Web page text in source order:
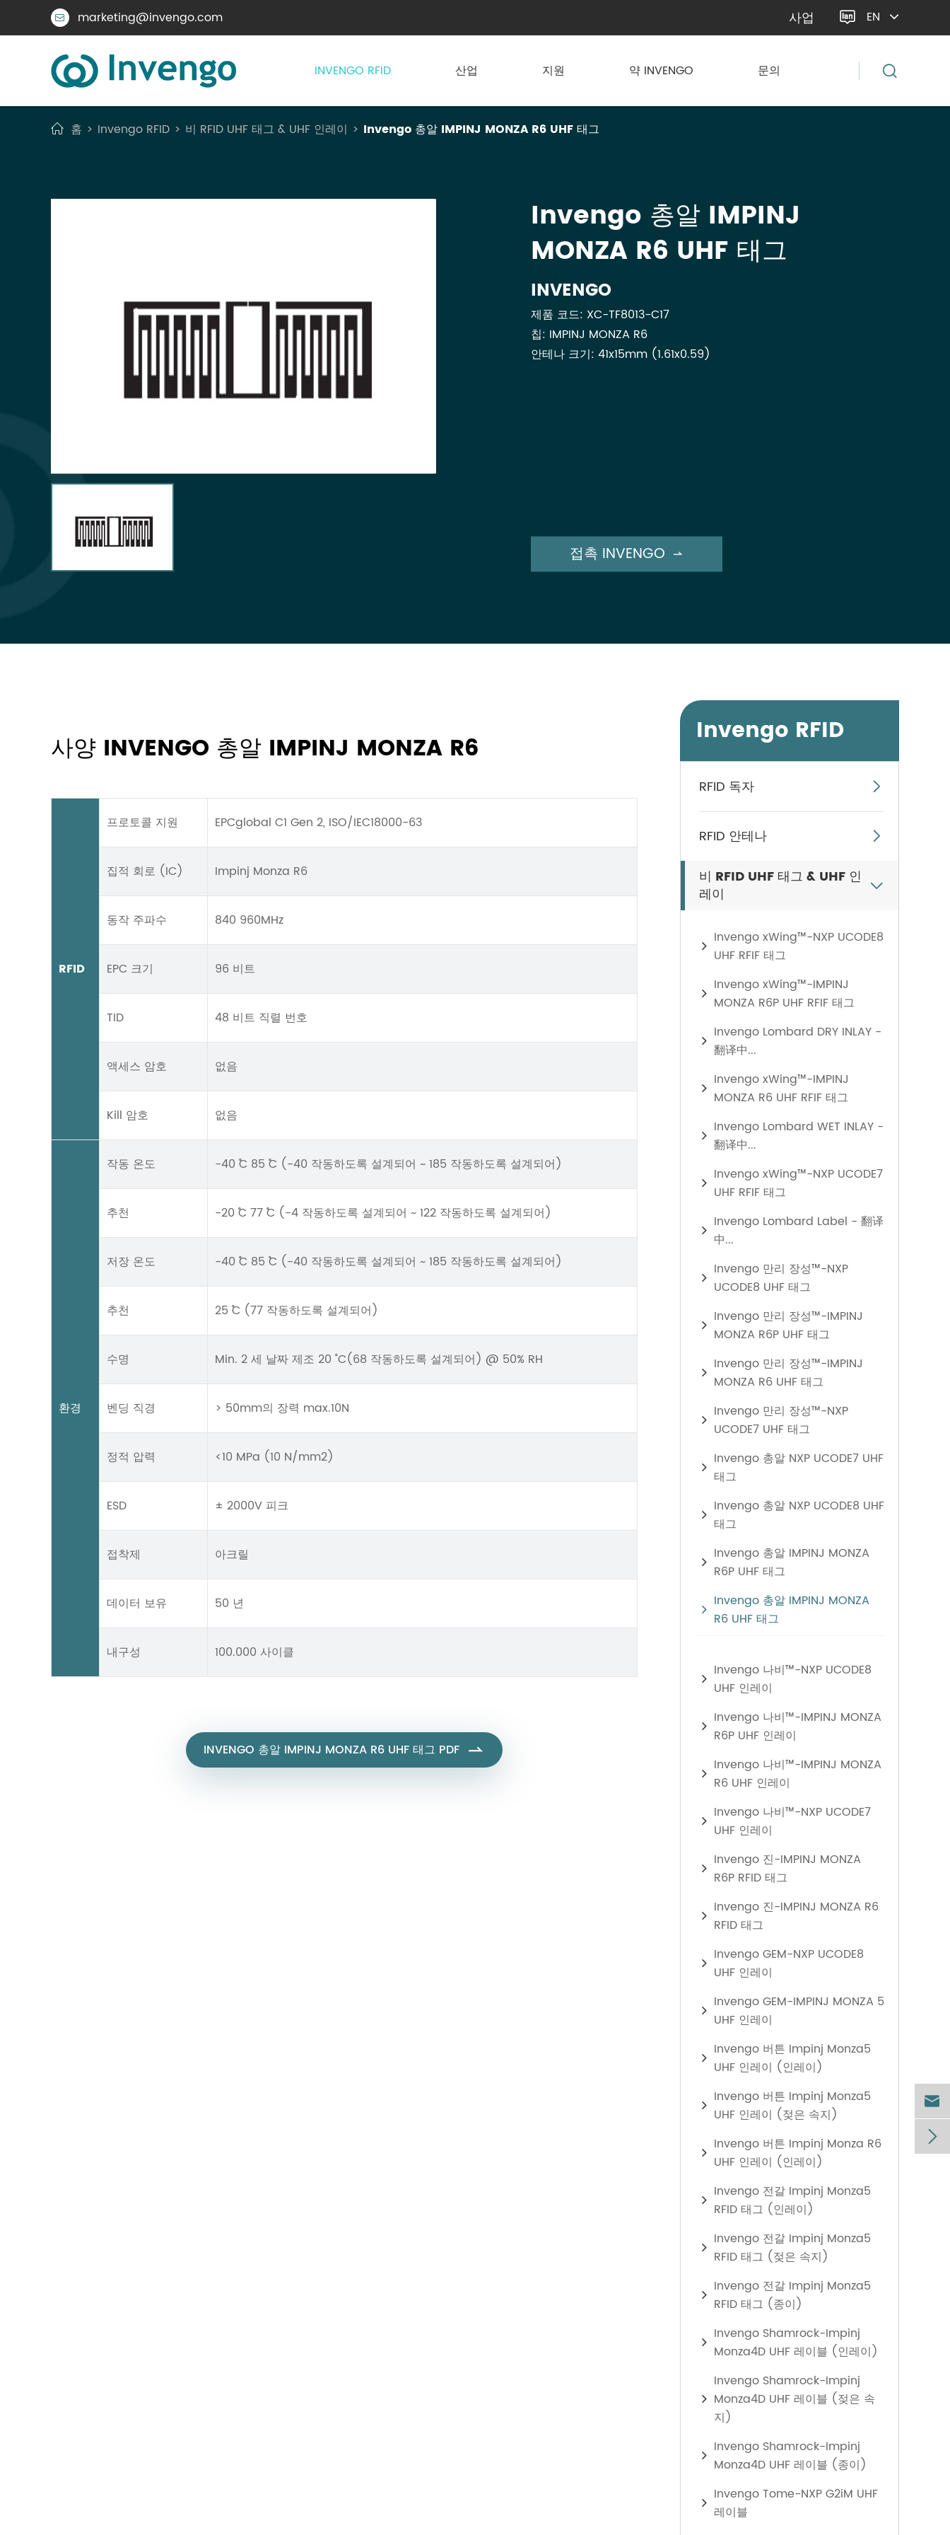
 marketing@invengo.com 사업  EN
INVENGO RFID 산업 지원 약 INVENGO 문의
홈 Invengo RFID 비 RFID UHF 태그 & UHF 인레이 Invengo 총알 IMPINJ MONZA R6 UHF 태그
Invengo 총알 IMPINJ
MONZA R6 UHF 태그
INVENGO
제품 코드: XC-TF8013-C17
칩: IMPINJ MONZA R6
안테나 크기: 41x15mm (1.61x0.59)
접촉 INVENGO 
사양 INVENGO 총알 IMPINJ MONZA R6
RFID
프로토콜 지원 EPCglobal C1 Gen 2, ISO/IEC18000-63
집적 회로 (IC) Impinj Monza R6
동작 주파수 840 960MHz
EPC 크기 96 비트
TID 48 비트 직렬 번호
액세스 암호 없음
Kill 암호 없음
환경
작동 온도 -40 ˚C 85 ˚C (-40 작동하도록 설계되어 ~ 185 작동하도록 설계되어)
추천 -20 ˚C 77 ˚C (-4 작동하도록 설계되어 ~ 122 작동하도록 설계되어)
저장 온도 -40 ˚C 85 ˚C (-40 작동하도록 설계되어 ~ 185 작동하도록 설계되어)
추천 25 ˚C (77 작동하도록 설계되어)
수명 Min. 2 세 날짜 제조 20 ˚C(68 작동하도록 설계되어) @ 50% RH
벤딩 직경 > 50mm의 장력 max.10N
정적 압력 <10 MPa (10 N/mm2)
ESD ± 2000V 피크
접착제 아크릴
데이터 보유 50 년
내구성 100.000 사이클
INVENGO 총알 IMPINJ MONZA R6 UHF 태그 PDF 
Invengo RFID
RFID 독자 
RFID 안테나 
비 RFID UHF 태그 & UHF 인
레이

Invengo xWing™-NXP UCODE8
UHF RFIF 태그
Invengo xWing™-IMPINJ
MONZA R6P UHF RFIF 태그
Invengo Lombard DRY INLAY -
翻译中...
Invengo xWing™-IMPINJ
MONZA R6 UHF RFIF 태그
Invengo Lombard WET INLAY -
翻译中...
Invengo xWing™-NXP UCODE7
UHF RFIF 태그
Invengo Lombard Label - 翻译
中...
Invengo 만리 장성™-NXP
UCODE8 UHF 태그
Invengo 만리 장성™-IMPINJ
MONZA R6P UHF 태그
Invengo 만리 장성™-IMPINJ
MONZA R6 UHF 태그
Invengo 만리 장성™-NXP
UCODE7 UHF 태그
Invengo 총알 NXP UCODE7 UHF
태그
Invengo 총알 NXP UCODE8 UHF
태그
Invengo 총알 IMPINJ MONZA
R6P UHF 태그
Invengo 총알 IMPINJ MONZA
R6 UHF 태그
Invengo 나비™-NXP UCODE8
UHF 인레이
Invengo 나비™-IMPINJ MONZA
R6P UHF 인레이
Invengo 나비™-IMPINJ MONZA
R6 UHF 인레이
Invengo 나비™-NXP UCODE7
UHF 인레이
Invengo 진-IMPINJ MONZA
R6P RFID 태그
Invengo 진-IMPINJ MONZA R6
RFID 태그
Invengo GEM-NXP UCODE8
UHF 인레이
Invengo GEM-IMPINJ MONZA 5
UHF 인레이
Invengo 버튼 Impinj Monza5
UHF 인레이 (인레이)
Invengo 버튼 Impinj Monza5
UHF 인레이 (젖은 속지)
Invengo 버튼 Impinj Monza R6
UHF 인레이 (인레이)
Invengo 전갈 Impinj Monza5
RFID 태그 (인레이)
Invengo 전갈 Impinj Monza5
RFID 태그 (젖은 속지)
Invengo 전갈 Impinj Monza5
RFID 태그 (종이)
Invengo Shamrock-Impinj
Monza4D UHF 레이블 (인레이)
Invengo Shamrock-Impinj
Monza4D UHF 레이블 (젖은 속
지)
Invengo Shamrock-Impinj
Monza4D UHF 레이블 (종이)
Invengo Tome-NXP G2iM UHF
레이블

